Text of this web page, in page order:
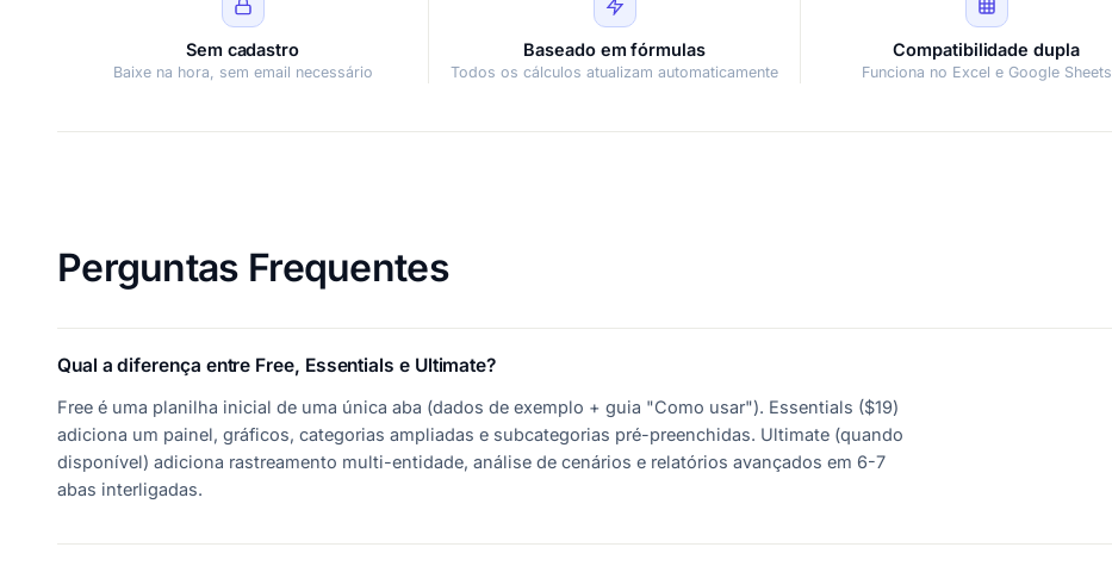
Sem cadastro
Baixe na hora, sem email necessário
Baseado em fórmulas
Todos os cálculos atualizam automaticamente
Compatibilidade dupla
Funciona no Excel e Google Sheets
Perguntas Frequentes
Qual a diferença entre Free, Essentials e Ultimate?
Free é uma planilha inicial de uma única aba (dados de exemplo + guia "Como usar"). Essentials ($19)
adiciona um painel, gráficos, categorias ampliadas e subcategorias pré-preenchidas. Ultimate (quando
disponível) adiciona rastreamento multi-entidade, análise de cenários e relatórios avançados em 6-7
abas interligadas.